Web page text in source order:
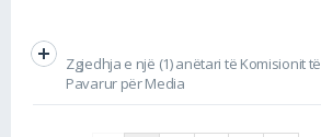
Zgjedhja e një (1) anëtari të Komisionit të
Pavarur për Media